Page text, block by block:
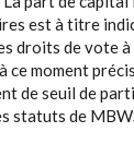
est à titre
droits de vote à
ce moment
de seuil de
statuts de